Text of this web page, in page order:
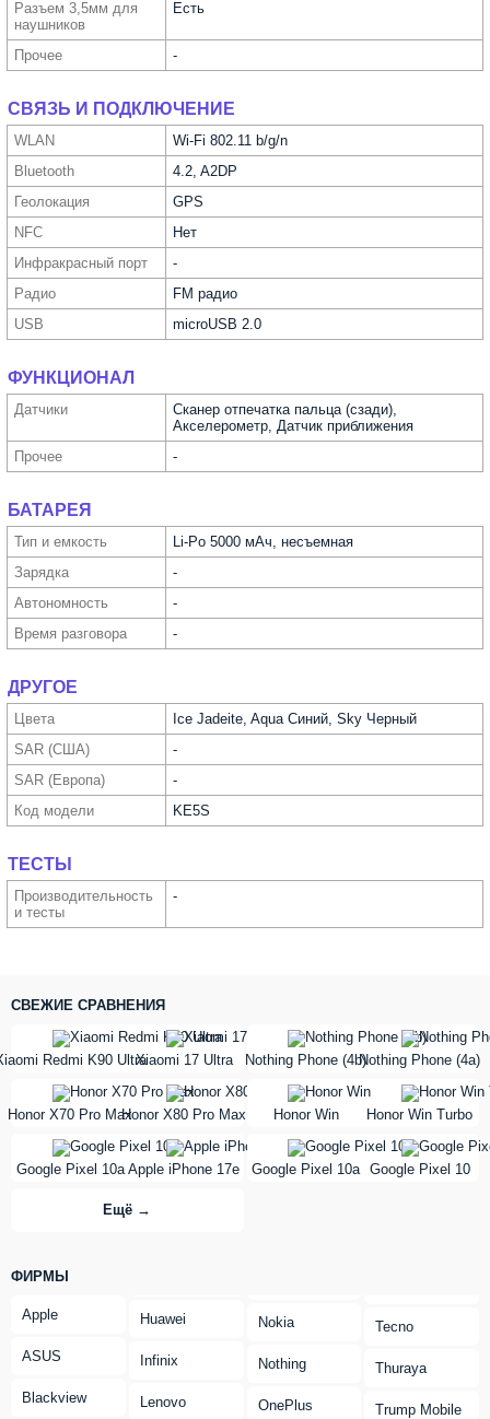
Разъем 3,5мм для
науш­ников
Есть
Прочее -
СВЯЗЬ И ПОДКЛЮЧЕНИЕ
WLAN
Wi-Fi 802.11 b/g/n
Bluetooth
4.2, A2DP
Геолока­ция
GPS
NFC
Нет
Инфра­красный порт
-
Радио
FM радио
USB
microUSB 2.0
ФУНКЦИОНАЛ
Датчики
Сканер отпечатка пальца (сзади),
Акселерометр, Датчик приближения
Прочее
-
БАТАРЕЯ
Тип и емкость
Li-Po 5000 мАч, несъемная
Зарядка
-
Автоно­мность
-
Время разговора
-
ДРУГОЕ
Цвета
Ice Jadeite, Aqua Синий, Sky Черный
SAR (США)
-
SAR (Европа)
-
Код модели
KE5S
ТЕСТЫ
Производи­тельность
и тесты
-
СВЕЖИЕ СРАВНЕНИЯ
Redmi K90 Ultra
vs
Xiaomi 17 Ultra
Nothing Phone (4b)
vs
Nothing Phone (4a)
Honor X70 Pro Max
vs
Honor X80 Pro Max
Honor Win
vs
Honor Win Turbo
Google Pixel 10a
vs
Apple iPhone 17e
Google Pixel 10a
vs
Google Pixel 10
Ещё →
ФИРМЫ
Apple
ASUS
Blackview
Huawei
Infinix
Lenovo
Nokia
Nothing
OnePlus
Tecno
Thuraya
Trump Mobile